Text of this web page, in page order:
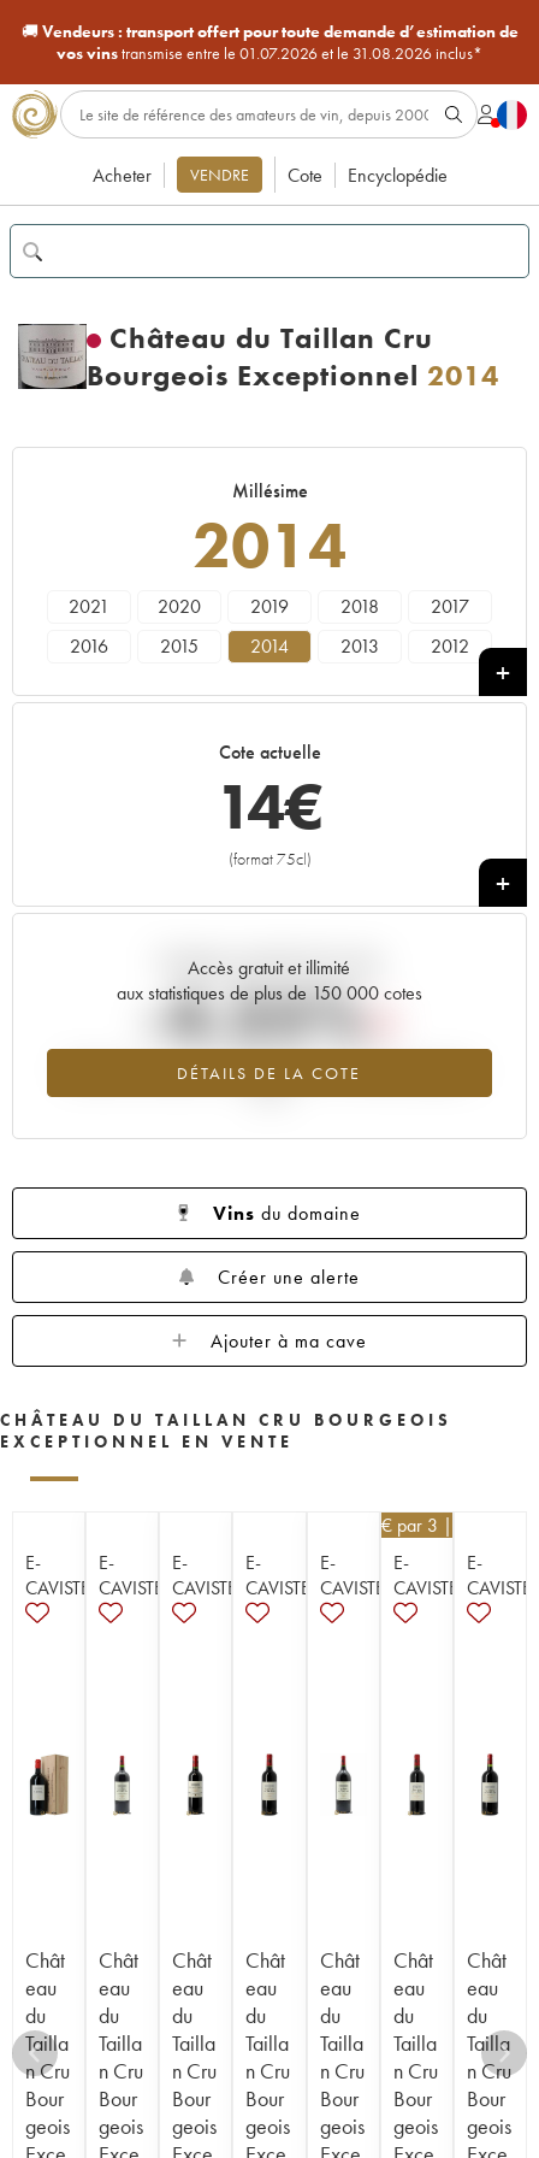
🚚Vendeurs : transport offert pour toute demande d’estimation de
vos vinstransmise entre le 01.07.2026 et le 31.08.2026 inclus*
Acheter VENDRE Cote Encyclopédie
Château du Taillan Cru
Bourgeois Exceptionnel 2014
Millésime
2014
2021 2020 2019 2018
2017
2016
2015 2014 2013
2012
Cote actuelle
14€
(format 75cl)
+
Accès gratuit et illimité
aux statistiques de plus de 150 000 cotes
DÉTAILS DE LA COTE
Tendance actuelle de la cote
-4.35%
Tendance à la baisse du millésime 2014 en 2026 par rapport à
Vins du domaine
Créer une alerte
Ajouter à ma cave
CHÂTEAU DU TAILLAN CRU BOURGEOIS
EXCEPTIONNEL EN VENTE
E-
CAVISTE
Chât
eau
du
Tailla
n Cru
Bour
geois
E-
CAVISTE
Chât
eau
du
Tailla
n Cru
Bour
geois
E-
CAVISTE
Chât
eau
du
Tailla
n Cru
Bour
geois
E-
CAVISTE
Chât
eau
du
Tailla
n Cru
Bour
geois
E-
CAVISTE
Chât
eau
du
Tailla
n Cru
Bour
geois
16,20€ par 3 | -10%
E-
CAVISTE
Chât
eau
du
Tailla
n Cru
Bour
geois
E-
CAVISTE
Chât
eau
du
Tailla
n Cru
Bour
geois